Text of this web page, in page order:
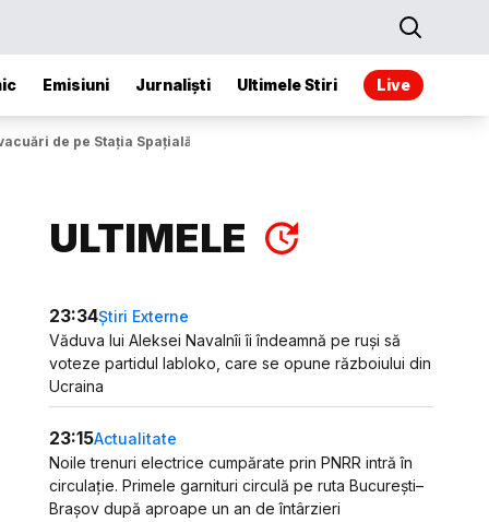
Emisiuni Jurnaliști Ultimele Stiri Live
de pe Stația Spațială Internațională
ULTIMELE
23:34Știri Externe
Văduva lui Aleksei Navalnîi îi îndeamnă pe ruși să
voteze partidul Iabloko, care se opune războiului din
Ucraina
23:15Actualitate
Noile trenuri electrice cumpărate prin PNRR intră în
circulație. Primele garnituri circulă pe ruta București–
Brașov după aproape un an de întârzieri